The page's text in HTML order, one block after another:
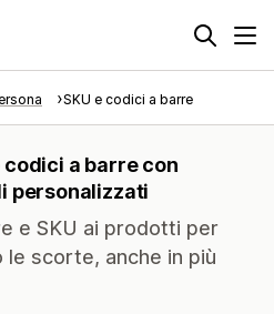
SKU e codici a barre
codici a barre con
personalizzati
e SKU ai prodotti per
scorte, anche in più